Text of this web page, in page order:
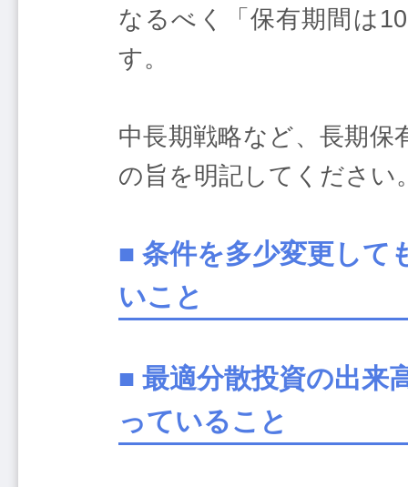
なるべく「保有期間は
す。
中長期戦略など、長期保
の旨を明記してください
■ 条件を多少変更して
いこと
■ 最適分散投資の出来
っていること